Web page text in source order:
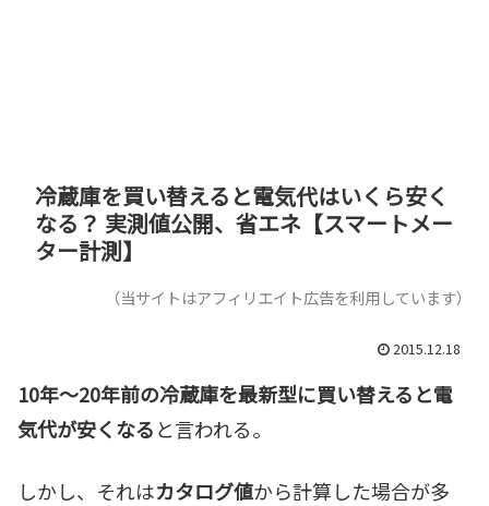
冷蔵庫を買い替えると電気代はいくら安く
なる？ 実測値公開、省エネ【スマートメー
ター計測】
（当サイトはアフィリエイト広告を利用しています）
2015.12.18
10年～20年前の冷蔵庫を最新型に買い替えると電
気代が安くなると言われる。
しかし、それはカタログ値から計算した場合が多